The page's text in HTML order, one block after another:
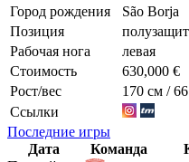
Город рождения
São Borja
Позиция
Рабочая нога
левая
Стоимость
630,000 €
Рост/вес
170 см /
Ссылки
Последние игры
Дата
Команда